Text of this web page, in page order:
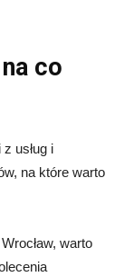
co
usług i
na które warto
warto